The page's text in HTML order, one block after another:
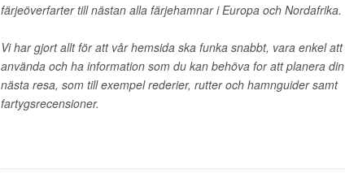
färjeöverfarter till nästan alla färjehamnar i Europa och Nordafrika.
Vi har gjort allt för att vår hemsida ska funka snabbt, vara enkel att
använda och ha information som du kan behöva for att planera din
nästa resa, som till exempel rederier, rutter och hamnguider samt
fartygsrecensioner.